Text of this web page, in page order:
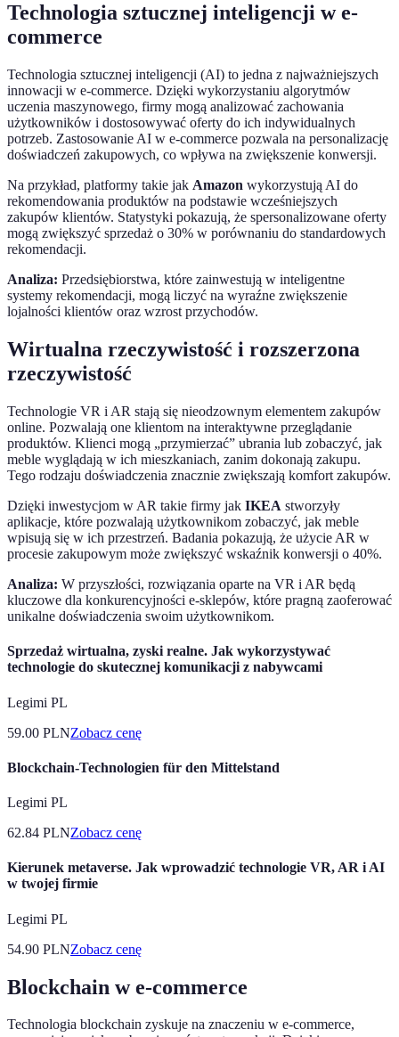
Technologia sztucznej inteligencji w e-
commerce
Technologia sztucznej inteligencji (AI) to jedna z najważniejszych
innowacji w e-commerce. Dzięki wykorzystaniu algorytmów
uczenia maszynowego, firmy mogą analizować zachowania
użytkowników i dostosowywać oferty do ich indywidualnych
potrzeb. Zastosowanie AI w e-commerce pozwala na personalizację
doświadczeń zakupowych, co wpływa na zwiększenie konwersji.
Na przykład, platformy takie jak Amazon wykorzystują AI do
rekomendowania produktów na podstawie wcześniejszych
zakupów klientów. Statystyki pokazują, że spersonalizowane oferty
mogą zwiększyć sprzedaż o 30% w porównaniu do standardowych
rekomendacji.
Analiza: Przedsiębiorstwa, które zainwestują w inteligentne
systemy rekomendacji, mogą liczyć na wyraźne zwiększenie
lojalności klientów oraz wzrost przychodów.
Wirtualna rzeczywistość i rozszerzona
rzeczywistość
Technologie VR i AR stają się nieodzownym elementem zakupów
online. Pozwalają one klientom na interaktywne przeglądanie
produktów. Klienci mogą „przymierzać” ubrania lub zobaczyć, jak
meble wyglądają w ich mieszkaniach, zanim dokonają zakupu.
Tego rodzaju doświadczenia znacznie zwiększają komfort zakupów.
Dzięki inwestycjom w AR takie firmy jak IKEA stworzyły
aplikacje, które pozwalają użytkownikom zobaczyć, jak meble
wpisują się w ich przestrzeń. Badania pokazują, że użycie AR w
procesie zakupowym może zwiększyć wskaźnik konwersji o 40%.
Analiza: W przyszłości, rozwiązania oparte na VR i AR będą
kluczowe dla konkurencyjności e-sklepów, które pragną zaoferować
unikalne doświadczenia swoim użytkownikom.
Sprzedaż wirtualna, zyski realne. Jak wykorzystywać
technologie do skutecznej komunikacji z nabywcami
Legimi PL
59.00 PLNZobacz cenę
Blockchain-Technologien für den Mittelstand
Legimi PL
62.84 PLNZobacz cenę
Kierunek metaverse. Jak wprowadzić technologie VR, AR i AI
w twojej firmie
Legimi PL
54.90 PLNZobacz cenę
Blockchain w e-commerce
Technologia blockchain zyskuje na znaczeniu w e-commerce,